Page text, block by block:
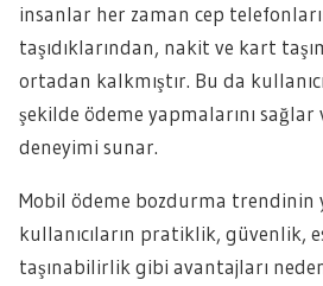
insanlar her zaman cep
taşıdıklarından, nakit ve kart
ortadan kalkmıştır. Bu da
şekilde ödeme yapmalarını sağlar
deneyimi sunar.
Mobil ödeme bozdurma trendinin
kullanıcıların pratiklik, güvenlik,
taşınabilirlik gibi avantajları